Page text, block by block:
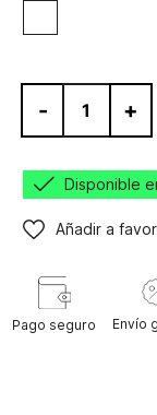
- +
Disponible
Añadir a
Pago seguro Envío